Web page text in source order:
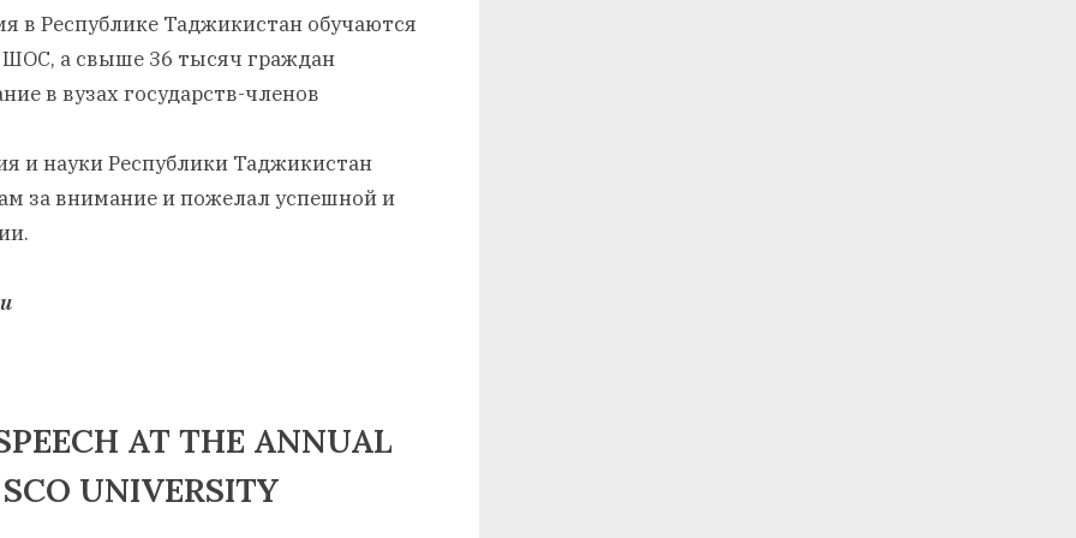
в Республике Таджикистан обучаются
ШОС, а свыше 36 тысяч граждан
в вузах государств-членов
и науки Республики Таджикистан
за внимание и пожелал успешной и
AT THE ANNUAL
UNIVERSITY